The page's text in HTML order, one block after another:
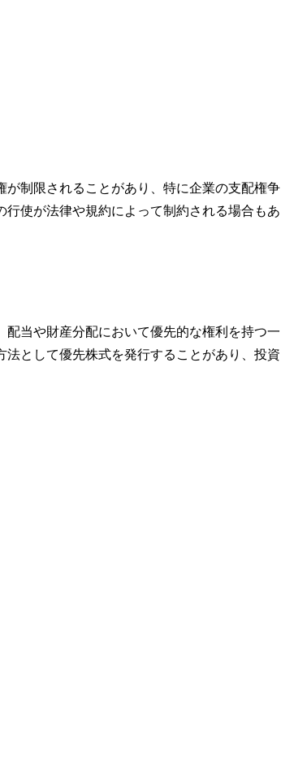
制限されることがあり、特に企業の支配権争
使が法律や規約によって制約される場合もあ
当や財産分配において優先的な権利を持つ一
として優先株式を発行することがあり、投資